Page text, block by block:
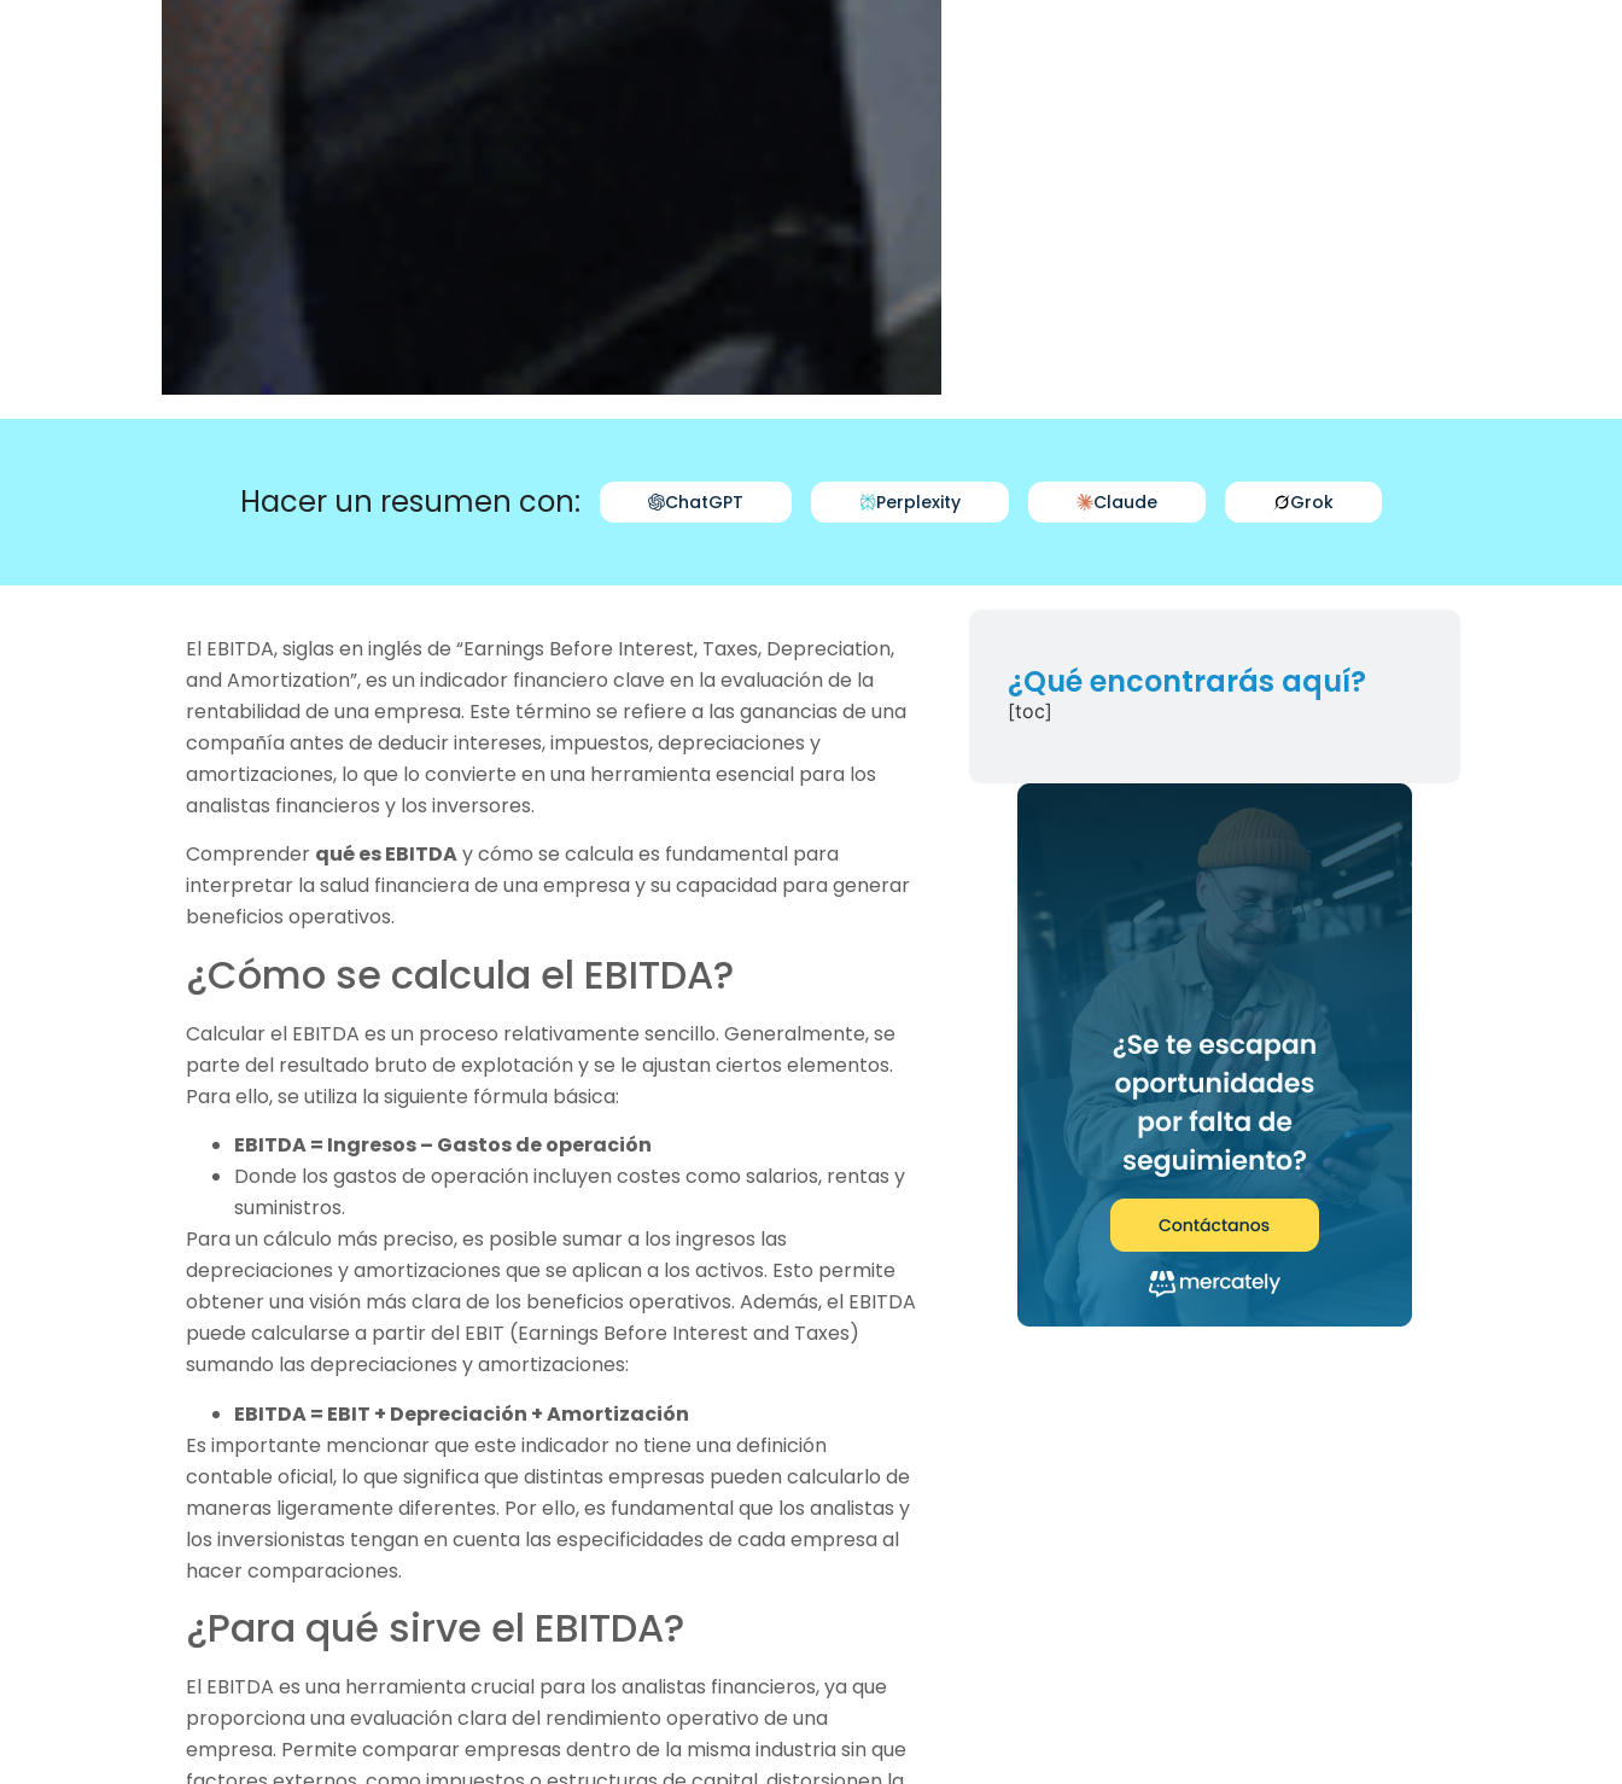
Hacer un resumen con: ChatGPT Perplexity Claude Grok
El EBITDA, siglas en inglés de “Earnings Before Interest, Taxes, Depreciation,
and Amortization”, es un indicador financiero clave en la evaluación de la
rentabilidad de una empresa. Este término se refiere a las ganancias de una
compañía antes de deducir intereses, impuestos, depreciaciones y
amortizaciones, lo que lo convierte en una herramienta esencial para los
analistas financieros y los inversores.
Comprender qué es EBITDAy cómo se calcula es fundamental para
interpretar la salud financiera de una empresa y su capacidad para generar
beneficios operativos.
¿Cómo se calcula el EBITDA?
Calcular el EBITDA es un proceso relativamente sencillo. Generalmente, se
parte del resultado bruto de explotación y se le ajustan ciertos elementos.
Para ello, se utiliza la siguiente fórmula básica:
EBITDA = Ingresos – Gastos de operación
Donde los gastos de operación incluyen costes como salarios, rentas y
suministros.
Para un cálculo más preciso, es posible sumar a los ingresos las
depreciaciones y amortizaciones que se aplican a los activos. Esto permite
obtener una visión más clara de los beneficios operativos. Además, el EBITDA
puede calcularse a partir del EBIT (Earnings Before Interest and Taxes)
sumando las depreciaciones y amortizaciones:
EBITDA = EBIT + Depreciación + Amortización
Es importante mencionar que este indicador no tiene una definición
contable oficial, lo que significa que distintas empresas pueden calcularlo de
maneras ligeramente diferentes. Por ello, es fundamental que los analistas y
los inversionistas tengan en cuenta las especificidades de cada empresa al
hacer comparaciones.
¿Para qué sirve el EBITDA?
El EBITDA es una herramienta crucial para los analistas financieros, ya que
proporciona una evaluación clara del rendimiento operativo de una
empresa. Permite comparar empresas dentro de la misma industria sin que
¿Qué encontrarás aquí?
[toc]